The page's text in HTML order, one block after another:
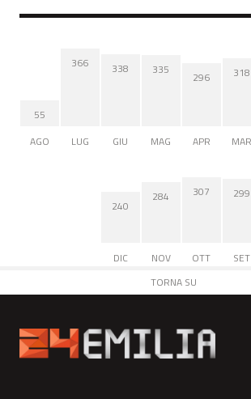
55
AGO
366
LUG
338
GIU
335
MAG
296
APR
318
MAR
240
DIC
284
NOV
307
OTT
299
SET
TORNA SU